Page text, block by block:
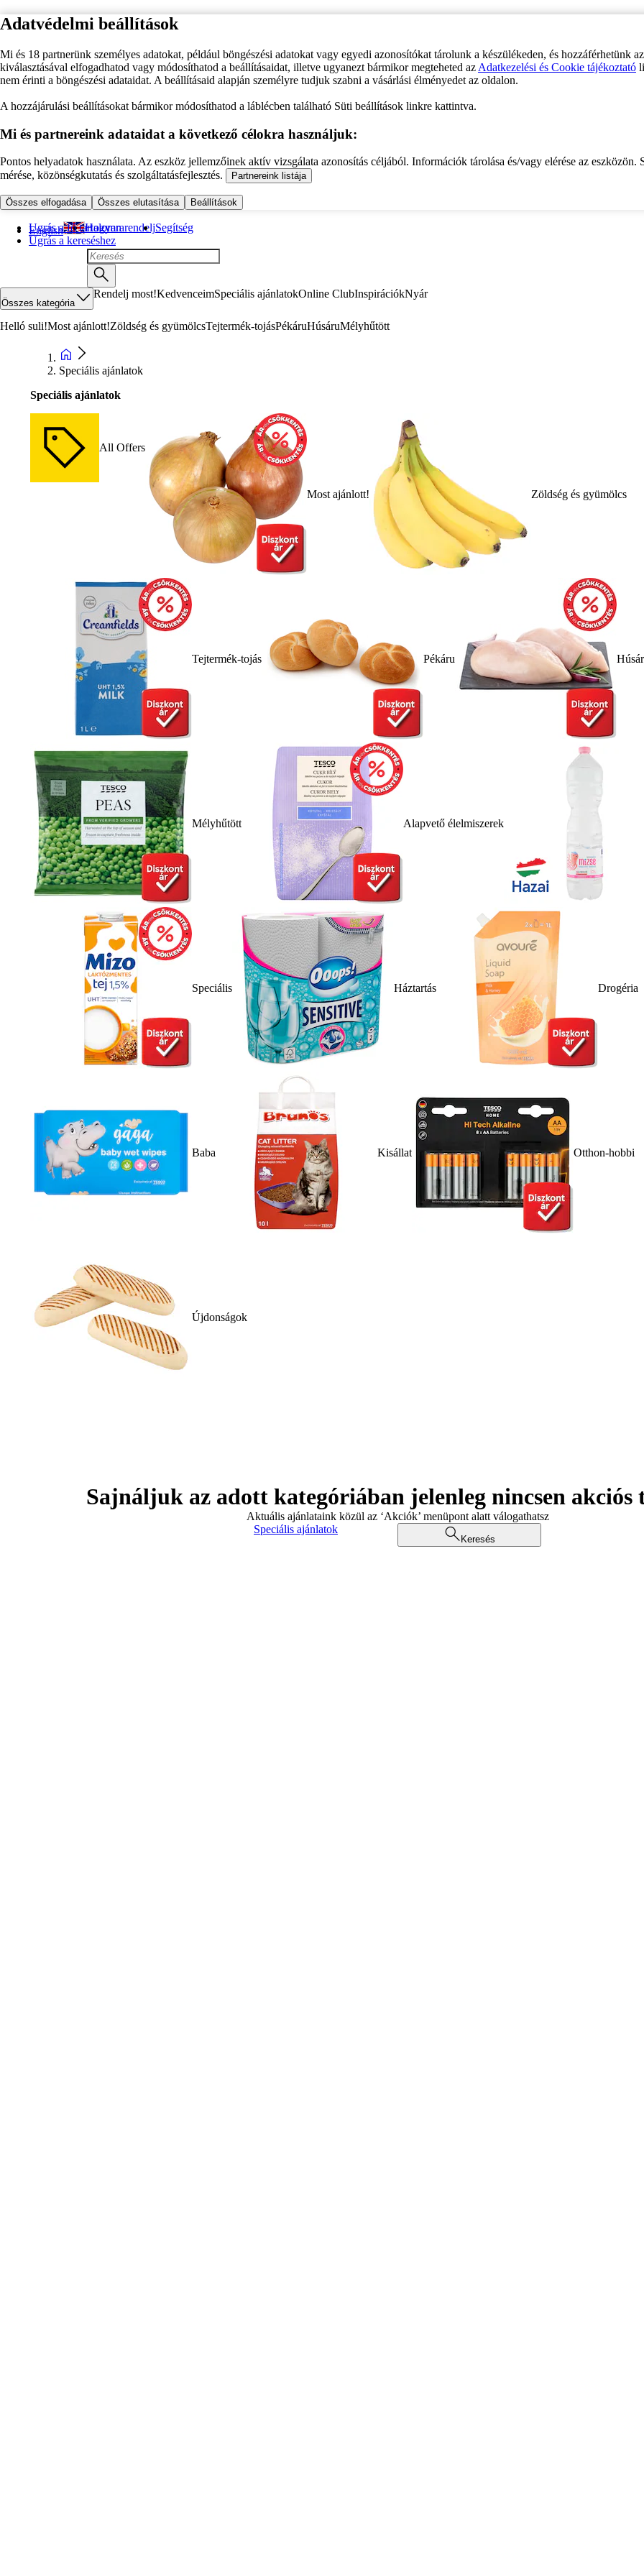
Adatvédelmi beállítások
Mi és 18 partnerünk személyes adatokat, például böngészési adatokat vagy egyedi azonosítókat tárolunk a készülékeden, és hozzáférhetünk
kiválasztásával elfogadhatod vagy módosíthatod a beállításaidat, illetve ugyanezt bármikor megteheted az Adatkezelési és Cookie tájékoztató
nem érinti a böngészési adataidat. A beállításaid alapján személyre tudjuk szabni a vásárlási élményedet az oldalon.
A hozzájárulási beállításokat bármikor módosíthatod a láblécben található Süti beállítások linkre kattintva.
Mi és partnereink adataidat a következő célokra használjuk:
Pontos helyadatok használata. Az eszköz jellemzőinek aktív vizsgálata azonosítás céljából. Információk tárolása és/vagy elérése az eszközön.
mérése, közönségkutatás és szolgáltatásfejlesztés.
Partnereink listája
Összes elfogadása Összes elutasítása Beállítások
Ugrás a fő tartalomra
Ugrás a kereséshez
English Hogyan rendeljSegítség
Összes kategória
Rendelj most!KedvenceimSpeciális ajánlatokOnline ClubInspirációkNyár
Helló suli!Most ajánlott!Zöldség és gyümölcsTejtermék-tojásPékáruHúsáruMélyhűtött
Speciális ajánlatok
Speciális ajánlatok
All Offers
Most ajánlott! Zöldség és gyümölcs
Tejtermék-tojás Pékáru
Mélyhűtött Alapvető élelmiszerek
Speciális Háztartás Drogéria
Baba Kisállat Otthon-hobbi
Újdonságok
Sajnáljuk az adott kategóriában jelenleg nincsen akciós
Aktuális ajánlataink közül az ‘Akciók’ menüpont alatt válogathatsz
Speciális ajánlatok
Keresés